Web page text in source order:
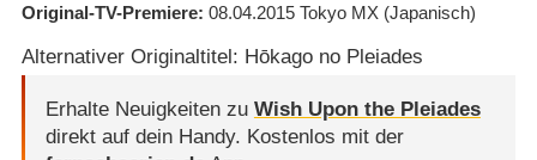
Original-TV-Premiere 08.04.2015 Tokyo MX (Japanisch)
Alternativer Originaltitel: Hōkago no Pleiades
Erhalte Neuigkeiten zu Wish Upon the Pleiades
direkt auf dein Handy. Kostenlos mit der